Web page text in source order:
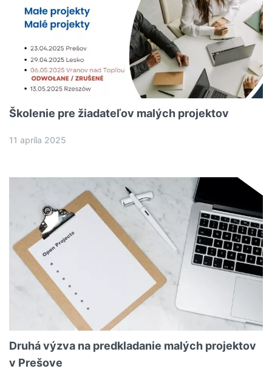
Školenie pre žiadateľov malých projektov
11 apríla 2025
Druhá výzva na predkladanie malých projektov
v Prešove